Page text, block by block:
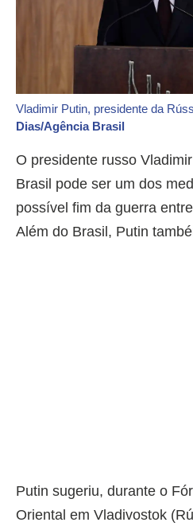
Vladimir Putin, presidente da
Dias/Agência Brasil
O presidente russo
Brasil pode ser um dos
possível fim da guerra
Além do Brasil, Putin
Putin sugeriu, durante o
Oriental em Vladivostok